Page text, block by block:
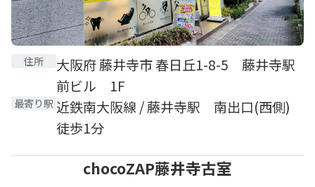
住所
大阪府 藤井寺市 春日丘1-8-5 藤井寺駅
前ビル 1F
最寄り駅 近鉄南大阪線 / 藤井寺駅 南出口(西側)
徒歩1分
chocoZAP藤井寺古室